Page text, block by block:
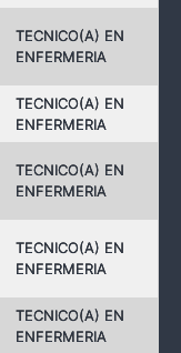
TECNICO(A) EN
ENFERMERIA
TECNICO(A) EN
ENFERMERIA
TECNICO(A) EN
ENFERMERIA
TECNICO(A) EN
ENFERMERIA
TECNICO(A) EN
ENFERMERIA